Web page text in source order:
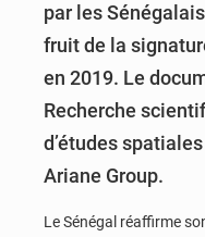
par les
fruit de la
en 2019. Le
Recherche
d’études
Ariane Group.
Le Sénégal réaffirme